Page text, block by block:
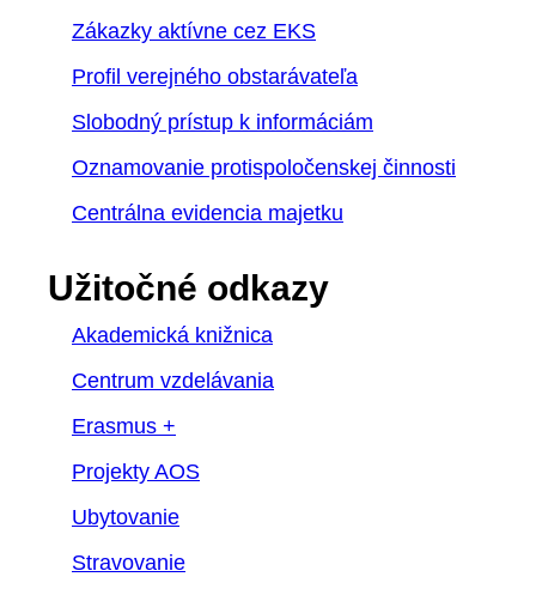
Zákazky aktívne cez EKS
Profil verejného obstarávateľa
Slobodný prístup k informáciám
Oznamovanie protispoločenskej činnosti
Centrálna evidencia majetku
Užitočné odkazy
Akademická knižnica
Centrum vzdelávania
Erasmus +
Projekty AOS
Ubytovanie
Stravovanie